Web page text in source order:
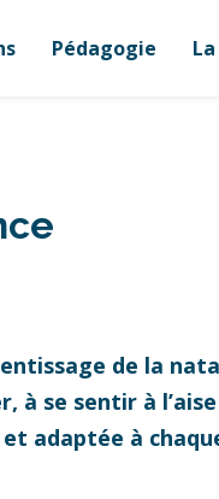
Pédagogie
de la
à se sentir à
adaptée à